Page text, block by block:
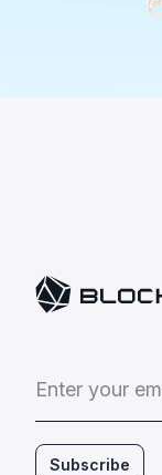
Enter your em
Subscribe